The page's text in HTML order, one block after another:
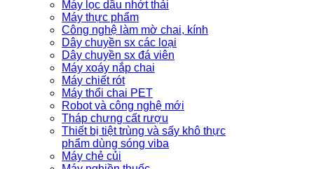
Máy lọc dầu nhớt thải
Máy thực phẩm
Công nghệ làm mờ chai, kính
Dây chuyền sx các loại
Dây chuyền sx đá viên
Máy xoáy nắp chai
Máy chiết rót
Máy thổi chai PET
Robot và công nghệ mới
Tháp chưng cất rượu
Thiết bị tiệt trùng và sấy khô thực
phẩm dùng sóng viba
Máy chẻ củi